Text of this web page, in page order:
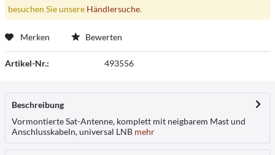
besuchen Sie unsere Händlersuche.
Merken Bewerten
Artikel-Nr.: 493556
Beschreibung
Vormontierte Sat-Antenne, komplett mit neigbarem Mast und
Anschlusskabeln, universal LNB mehr